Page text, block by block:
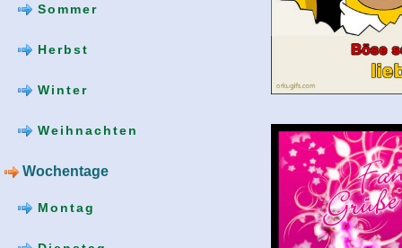
Sommer
Herbst
Winter
Weihnachten
Wochentage
Montag